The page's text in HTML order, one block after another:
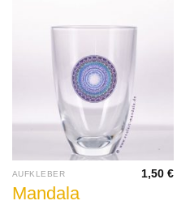
AUFKLEBER
Mandala
1,50€